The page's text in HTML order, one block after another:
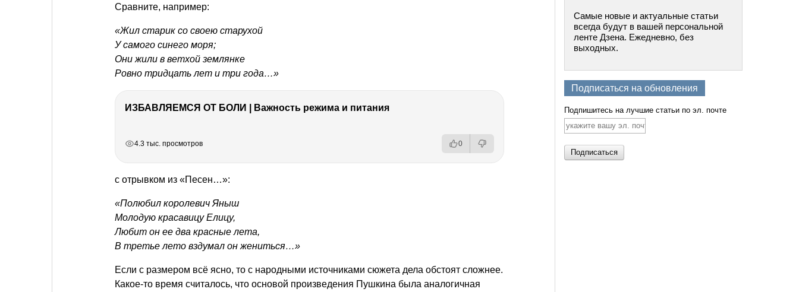
Сравните, например:
«Жил старик со своею старухой
У самого синего моря;
Они жили в ветхой землянке
Ровно тридцать лет и три года…»
ИЗБАВЛЯЕМСЯ ОТ БОЛИ | Важность режима и питания
4.3 тыс. просмотров 0
с отрывком из «Песен…»:
«Полюбил королевич Яныш
Молодую красавицу Елицу,
Любит он ее два красные лета,
В третье лето вздумал он жениться…»
Если с размером всё ясно, то с народными источниками сюжета дела обстоят сложнее.
Какое-то время считалось, что основой произведения Пушкина была аналогичная
Самые новые и актуальные статьи
всегда будут в вашей персональной
ленте Дзена. Ежедневно, без
выходных.
Подписаться на обновления
Подпишитесь на лучшие статьи по эл. почте